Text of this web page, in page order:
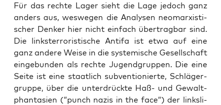
Für das rech­te Lager sieht die Lage jedoch ganz
anders aus, wes­we­gen die Ana­ly­sen neo­mar­xis­ti­
scher Den­ker hier nicht ein­fach über­trag­bar sind.
Die links­ter­ro­ris­ti­sche Anti­fa ist etwa auf eine
ganz ande­re Wei­se in die sys­te­mi­sche Gesell­schaft
ein­ge­bun­den als rech­te Jugend­grup­pen. Die eine
Sei­te ist eine staat­lich sub­ven­tio­nier­te, Schlä­ger­
grup­pe, über die unter­drück­te Haß- und Gewalt­
phan­ta­sien (“punch nazis in the face“) der links­li­